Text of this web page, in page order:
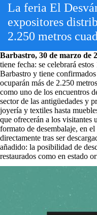
La feria El
expositores
2.250 metros
Barbastro, 30 de marzo de
tiene fecha: se celebrará
Barbastro y tiene
ocuparán más de 2.250
como uno de los encuentros
sector de las antigüedades y
joyería y textiles hasta
que ofrecerán a los visitantes
formato de desembalaje, en
directamente tras ser
añadido: la posibilidad de
restaurados como en estado